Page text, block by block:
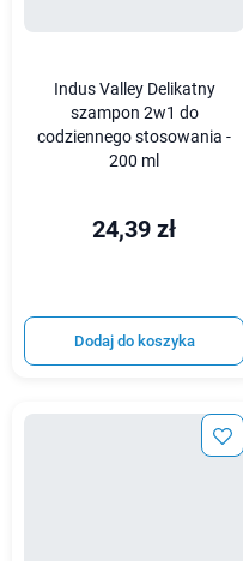
Indus Valley Delikatny
szampon 2w1 do
codziennego stosowania -
200 ml
24,39 zł
Dodaj do koszyka